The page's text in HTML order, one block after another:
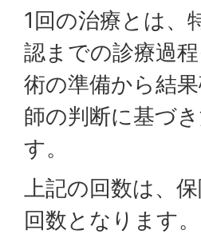
1回の治療とは、
認までの診療過
術の準備から結
師の判断に基づ
す。
上記の回数は、
回数となります。